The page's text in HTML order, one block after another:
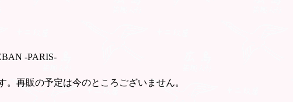
-PARIS-
。再販の予定は今のところございません。